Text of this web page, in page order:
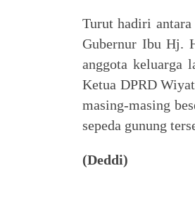
Turut hadiri
Gubernur Ibu Hj.
anggota keluarga
Ketua DPRD
masing-masing
sepeda gunung
(Deddi)